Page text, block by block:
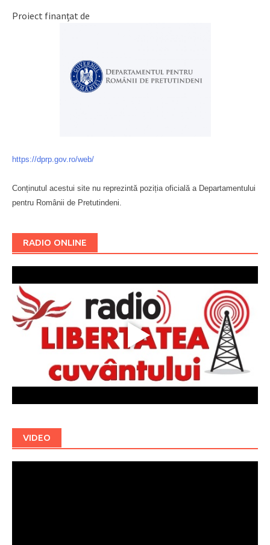
Proiect finanțat de
https://dprp.gov.ro/web/
Conținutul acestui site nu reprezintă poziția oficială a Departamentului
pentru Românii de Pretutindeni.
RADIO ONLINE
VIDEO